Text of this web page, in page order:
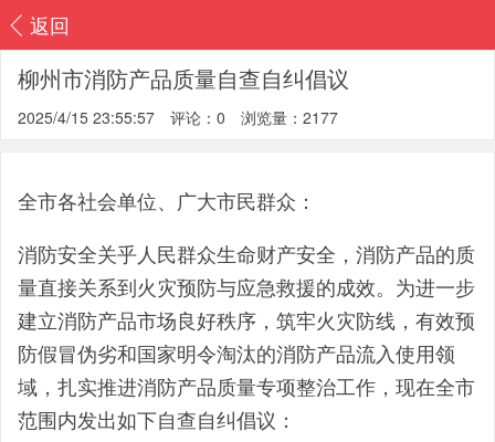
返回
柳州市消防产品质量自查自纠倡议
2025/4/15 23:55:57 评论：0 浏览量：2177
全市各社会单位、广大市民群众：
消防安全关乎人民群众生命财产安全，消防产品的质
量直接关系到火灾预防与应急救援的成效。为进一步
建立消防产品市场良好秩序，筑牢火灾防线，有效预
防假冒伪劣和国家明令淘汰的消防产品流入使用领
域，扎实推进消防产品质量专项整治工作，现在全市
范围内发出如下自查自纠倡议：